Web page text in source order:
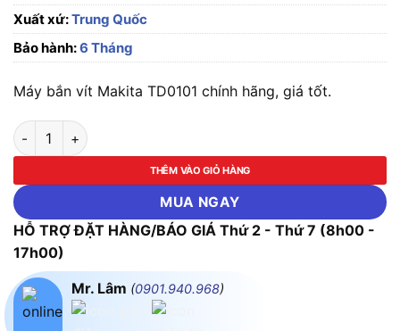
Xuất xứ:Trung Quốc
Bảo hành:6 Tháng
Máy bắn vít Makita TD0101 chính hãng, giá tốt.
Máy bắn vít Makita TD0101 số lượng
THÊM VÀO GIỎ HÀNG
MUA NGAY
HỖ TRỢ ĐẶT HÀNG/BÁO GIÁ Thứ 2 - Thứ 7 (8h00 -
17h00)
Mr. Lâm (0901.940.968)